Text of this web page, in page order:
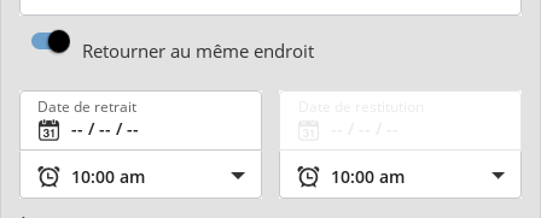
Retourner au même endroit
Date de retrait